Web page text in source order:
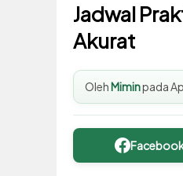
Jadwal
Akurat
Oleh Miminpada